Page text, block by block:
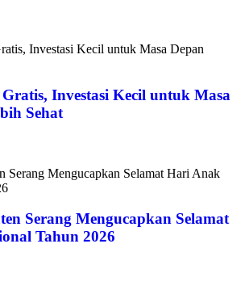
Gratis, Investasi Kecil untuk Masa
Sehat
Serang Mengucapkan Selamat
Tahun 2026